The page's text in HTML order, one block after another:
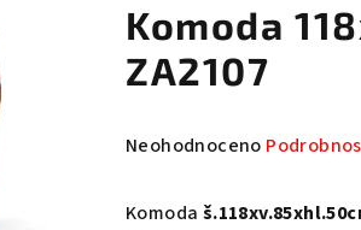
Komoda
ZA2107
Průměrné
produktu
Neohodnoceno
Komoda